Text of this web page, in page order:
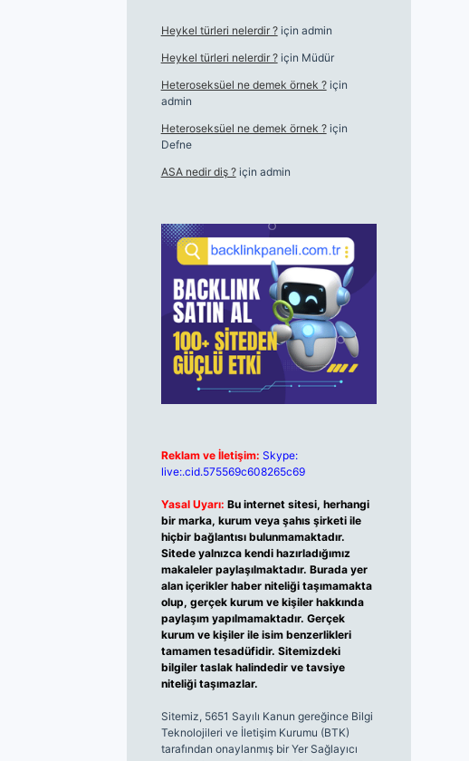
Heykel türleri nelerdir ?için admin
Heykel türleri nelerdir ?için Müdür
Heteroseksüel ne demek örnek ?için
admin
Heteroseksüel ne demek örnek ?için
Defne
ASA nedir diş ?için admin
Reklam ve İletişim: Skype:
live:.cid.575569c608265c69
Yasal Uyarı: Bu internet sitesi, herhangi
bir marka, kurum veya şahıs şirketi ile
hiçbir bağlantısı bulunmamaktadır.
Sitede yalnızca kendi hazırladığımız
makaleler paylaşılmaktadır. Burada yer
alan içerikler haber niteliği taşımamakta
olup, gerçek kurum ve kişiler hakkında
paylaşım yapılmamaktadır. Gerçek
kurum ve kişiler ile isim benzerlikleri
tamamen tesadüfidir. Sitemizdeki
bilgiler taslak halindedir ve tavsiye
niteliği taşımazlar.
Sitemiz, 5651 Sayılı Kanun gereğince Bilgi
Teknolojileri ve İletişim Kurumu (BTK)
tarafından onaylanmış bir Yer Sağlayıcı